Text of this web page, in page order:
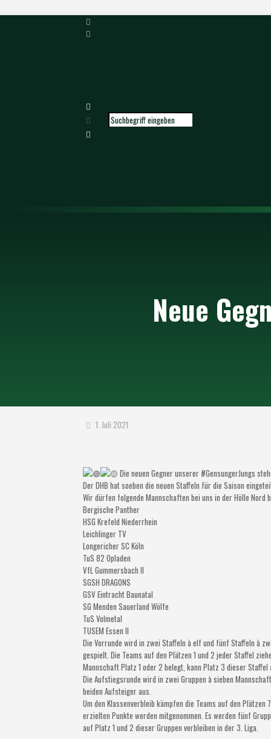
Neue
1. Juli 2021
Die neuen Gegner unserer #GensungerJungs
Der DHB hat soeben die neuen Staffeln für die Saison
Wir dürfen folgende Mannschaften bei uns in der Hölle Nord
Bergische Panther
HSG Krefeld Niederrhein
Leichlinger TV
Longericher SC Köln
TuS 82 Opladen
VfL Gummersbach II
SGSH DRAGONS
GSV Eintracht Baunatal
SG Menden Sauerland Wölfe
TuS Volmetal
TUSEM Essen II
Die Vorrunde wird in zwei Staffeln à elf und fünf Staffeln à
gespielt. Die Teams auf den Plätzen 1 und 2 jeder Staffel
Mannschaft Platz 1 oder 2 belegt, kann Platz 3 dieser
Die Aufstiegsrunde wird in zwei Gruppen à sieben
beiden Aufsteiger aus.
Um den Klassenverbleib kämpfen die Teams auf den
erzielten Punkte werden mitgenommen. Es werden fünf
auf Platz 1 und 2 dieser Gruppen verbleiben in der 3. Liga.